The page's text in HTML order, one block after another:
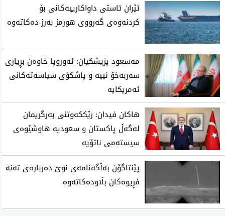
ئێران ئاستی‌ داواكارییه‌كانی‌ بۆ
كردنه‌وه‌ی‌ گه‌رووی هورمز به‌رز ده‌كاته‌وه‌
مەسعود پزیشکیان: ئەوروپا خاوەن بڕیاری
سەربەخۆ نییە و پاشکۆی سیاسەتەکانی
ئەمریکایە
هاکان فیدان: رێککەوتنی بەرگریمان
لەگەڵ پاکستان و سعودیە هاوشێوەی
سیستەمی ناتۆیە
پێنتاگۆن به‌ڵگه‌نامه‌ی‌ نوێ ده‌رباره‌ی‌ ته‌نه‌
فڕیوه‌كان بڵاوده‌كاته‌وه‌